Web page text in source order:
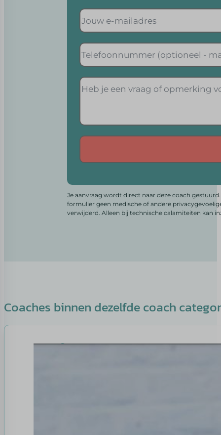
Je aanvraag wordt direct naar deze coach
formulier geen medische of andere
verwijderd. Alleen bij technische calamiteiten kan
Coaches binnen dezelfde coach